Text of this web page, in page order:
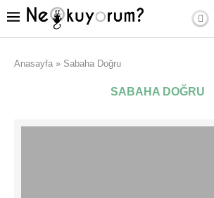
Anasayfa » Sabaha Doğru
SABAHA DOĞRU